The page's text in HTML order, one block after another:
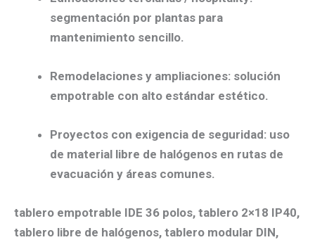
segmentación por plantas para
mantenimiento sencillo.
Remodelaciones y ampliaciones: solución
empotrable con alto estándar estético.
Proyectos con exigencia de seguridad: uso
de material libre de halógenos en rutas de
evacuación y áreas comunes.
tablero empotrable IDE 36 polos, tablero 2×18 IP40,
tablero libre de halógenos, tablero modular DIN,